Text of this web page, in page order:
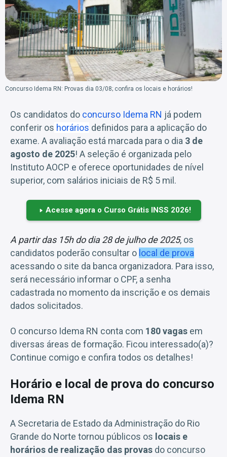
Concurso Idema RN: Provas dia 03/08; confira os locais e horários!
Os candidatos do concurso Idema RN já podem
conferir os horários definidos para a aplicação do
exame. A avaliação está marcada para o dia 3 de
agosto de 2025! A seleção é organizada pelo
Instituto AOCP e oferece oportunidades de nível
superior, com salários iniciais de R$ 5 mil.
Acesse agora o Curso Grátis INSS 2026!
A partir das 15h do dia 28 de julho de 2025, os
candidatos poderão consultar o local de prova
acessando o site da banca organizadora. Para isso,
será necessário informar o CPF, a senha
cadastrada no momento da inscrição e os demais
dados solicitados.
O concurso Idema RN conta com 180 vagas em
diversas áreas de formação. Ficou interessado(a)?
Continue comigo e confira todos os detalhes!
Horário e local de prova do concurso
Idema RN
A Secretaria de Estado da Administração do Rio
Grande do Norte tornou públicos os locais e
horários de realização das provas do concurso